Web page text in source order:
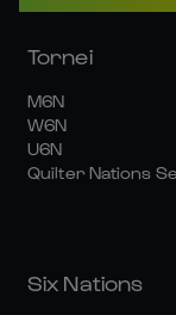
Tornei
M6N
W6N
U6N
Quilter Nations
Six Nations